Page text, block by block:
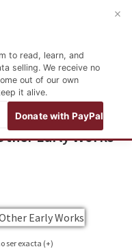
Español
to read, learn, and
selling. We receive no
out of our own
it alive.
Donate with PayPal
×
English Literature
Early Works
ser exacta (+)